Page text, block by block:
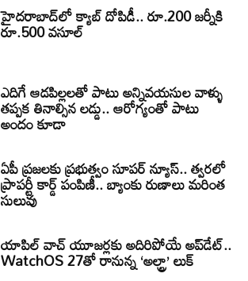
హైదరాబాద్‌లో క్యాబ్‌ దోపిడీ.. రూ.200 జర్నీకి
రూ.500 వసూల్
ఎదిగే ఆడపిల్లలతో పాటు అన్నివయసుల వాళ్ళు
తప్పక తినాల్సిన లడ్డు.. ఆరోగ్యంతో పాటు
అందం కూడా
ఏపీ ప్రజలకు ప్రభుత్వం సూపర్ న్యూస్.. త్వరలో
ప్రాపర్టీ కార్డ్ పంపిణీ.. బ్యాంకు రుణాలు మరింత
సులువు
యాపిల్ వాచ్ యూజర్లకు అదిరిపోయే అప్‌డేట్..
WatchOS 27తో రానున్న ‘అల్ట్రా’ లుక్